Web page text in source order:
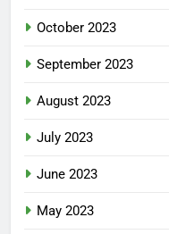
October 2023
September 2023
August 2023
July 2023
June 2023
May 2023